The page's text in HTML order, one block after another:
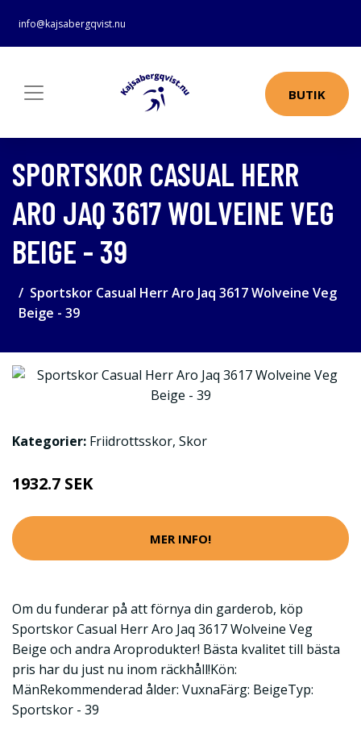
info@kajsabergqvist.nu
BUTIK
SPORTSKOR CASUAL HERR
ARO JAQ 3617 WOLVEINE VEG
BEIGE - 39
Sportskor Casual Herr Aro Jaq 3617 Wolveine Veg
Beige - 39
Kategorier: Friidrottsskor, Skor
1932.7 SEK
MER INFO!
Om du funderar på att förnya din garderob, köp
Sportskor Casual Herr Aro Jaq 3617 Wolveine Veg
Beige och andra Aroprodukter! Bästa kvalitet till bästa
pris har du just nu inom räckhåll!Kön:
MänRekommenderad ålder: VuxnaFärg: BeigeTyp:
Sportskor - 39